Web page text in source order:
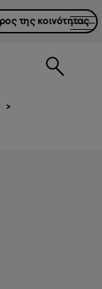
της κοινότητας